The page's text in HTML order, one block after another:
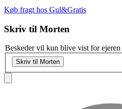
Køb fragt hos Gul&Gratis
Skriv til Morten
Beskeder vil kun blive vist for ejeren
Skriv til Morten